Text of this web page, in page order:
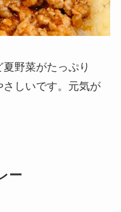
野菜がたっぷり
しいです。元気が
ー